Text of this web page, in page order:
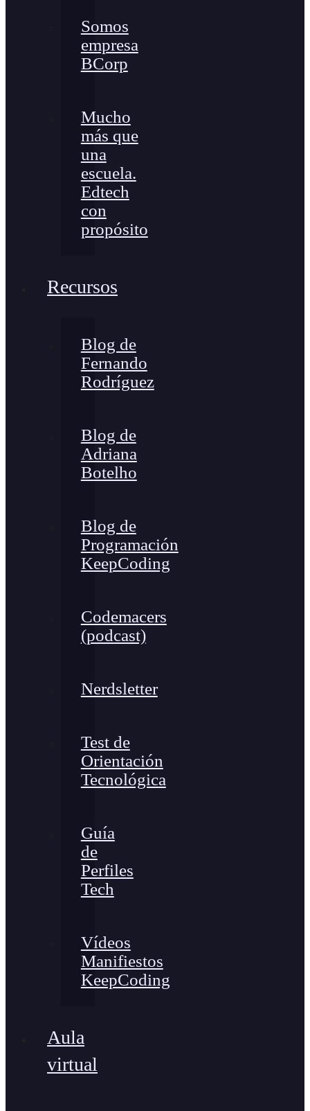
Somos
empresa
BCorp
Mucho
más que
una
escuela.
Edtech
con
propósito
Recursos
Blog de
Fernando
Rodríguez
Blog de
Adriana
Botelho
Blog de
Programación
KeepCoding
Codemacers
(podcast)
Nerdsletter
Test de
Orientación
Tecnológica
Guía
de
Perfiles
Tech
Vídeos
Manifiestos
KeepCoding
Aula
virtual